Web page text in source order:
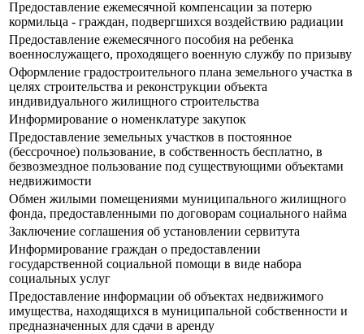
Предоставление ежемесячной компенсации за потерю
кормильца - граждан, подвергшихся воздействию радиации
Предоставление ежемесячного пособия на ребенка
военнослужащего, проходящего военную службу по призыву
Оформление градостроительного плана земельного участка в
целях строительства и реконструкции объекта
индивидуального жилищного строительства
Информирование о номенклатуре закупок
Предоставление земельных участков в постоянное
(бессрочное) пользование, в собственность бесплатно, в
безвозмездное пользование под существующими объектами
недвижимости
Обмен жилыми помещениями муниципального жилищного
фонда, предоставленными по договорам социального найма
Заключение соглашения об установлении сервитута
Информирование граждан о предоставлении
государственной социальной помощи в виде набора
социальных услуг
Предоставление информации об объектах недвижимого
имущества, находящихся в муниципальной собственности и
предназначенных для сдачи в аренду